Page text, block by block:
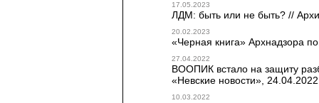
17.05.2023
ЛДМ: быть или не быть? //
20.02.2023
«Черная книга» Архнадзора
27.04.2022
ВООПИК встало на защиту
«Невские новости», 24.04.2022
10.03.2022